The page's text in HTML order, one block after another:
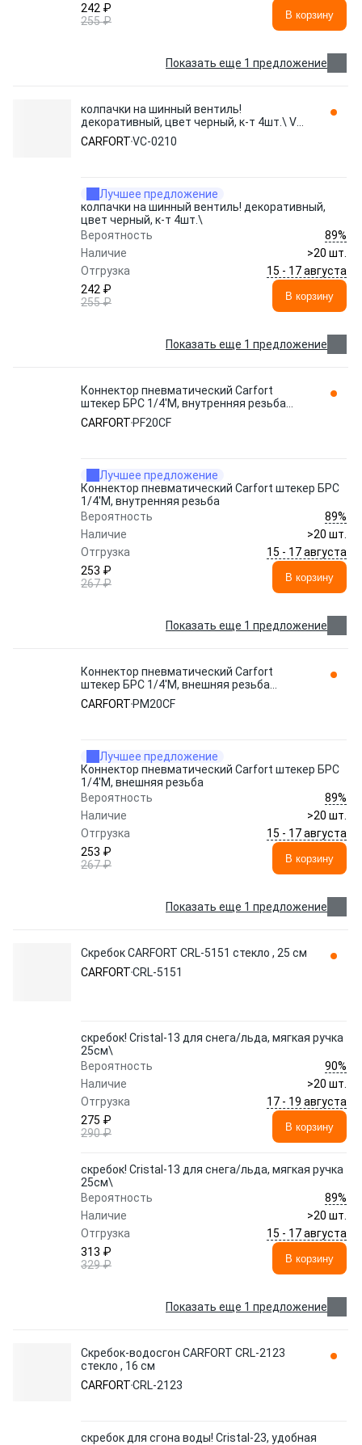
242 ₽
255 ₽
В корзину
Показать еще 1 предложение
колпачки на шинный вентиль!
декоративный, цвет черный, к-т 4шт.\ VC-
0210 CARFORT
CARFORTVC-0210
Лучшее предложение
колпачки на шинный вентиль! декоративный,
цвет черный, к-т 4шт.\
Вероятность
89%
Наличие
>20 шт.
Отгрузка
15 - 17 августа
242 ₽
255 ₽
В корзину
Показать еще 1 предложение
Коннектор пневматический Carfort
штекер БРС 1/4'M, внутренняя резьба
PF20CF
CARFORT PF20CF
Лучшее предложение
Коннектор пневматический Carfort штекер БРС
1/4'M, внутренняя резьба
Вероятность
89%
Наличие
>20 шт.
Отгрузка
15 - 17 августа
253 ₽
267 ₽
В корзину
Показать еще 1 предложение
Коннектор пневматический Carfort
штекер БРС 1/4'M, внешняя резьба
PM20CF
CARFORT PM20CF
Лучшее предложение
Коннектор пневматический Carfort штекер БРС
1/4'M, внешняя резьба
Вероятность
89%
Наличие
>20 шт.
Отгрузка
15 - 17 августа
253 ₽
267 ₽
В корзину
Показать еще 1 предложение
Скребок CARFORT CRL-5151 стекло , 25 см
CARFORTCRL-5151
скребок! Cristal-13 для снега/льда, мягкая ручка
25см\
Вероятность
90%
Наличие
>20 шт.
Отгрузка
17 - 19 августа
275 ₽
290 ₽
В корзину
скребок! Cristal-13 для снега/льда, мягкая ручка
25см\
Вероятность
89%
Наличие
>20 шт.
Отгрузка
15 - 17 августа
313 ₽
329 ₽
В корзину
Показать еще 1 предложение
Скребок-водосгон CARFORT CRL-2123
стекло , 16 см
CARFORTCRL-2123
скребок для сгона воды! Cristal-23, удобная